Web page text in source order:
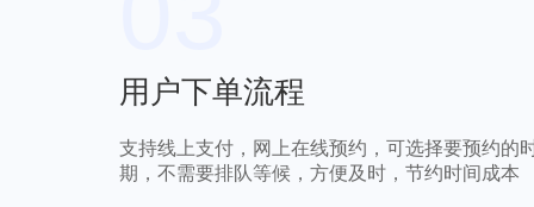
用户下单流程
支持线上支付，网上在线预约，可选择要预约的
期，不需要排队等候，方便及时，节约时间成本